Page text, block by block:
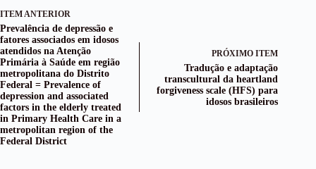
ITEM ANTERIOR
Prevalência de depressão e
fatores associados em idosos
atendidos na Atenção
Primária à Saúde em região
metropolitana do Distrito
Federal = Prevalence of
depression and associated
factors in the elderly treated
in Primary Health Care in a
metropolitan region of the
Federal District
PRÓXIMO ITEM
Tradução e adaptação
transcultural da heartland
forgiveness scale (HFS) para
idosos brasileiros